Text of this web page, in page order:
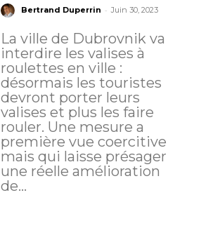
Bertrand Duperrin - Juin 30, 2023
La ville de Dubrovnik va
interdire les valises à
roulettes en ville :
désormais les touristes
devront porter leurs
valises et plus les faire
rouler. Une mesure a
première vue coercitive
mais qui laisse présager
une réelle amélioration
de...